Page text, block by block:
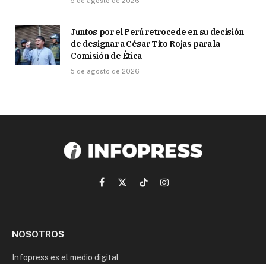
Juntos por el Perú retrocede en su decisión
de designar a César Tito Rojas para la
Comisión de Ética
5 de agosto de 2026
Facebook
X
(Twitter)
TikTokInstagram
NOSOTROS
Infopress es el medio digital